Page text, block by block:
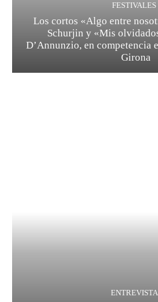
FESTIVALES
Los cortos «Algo entre
Schurjin y «Mis
D’Annunzio, en competencia
Girona
ENTREVISTA